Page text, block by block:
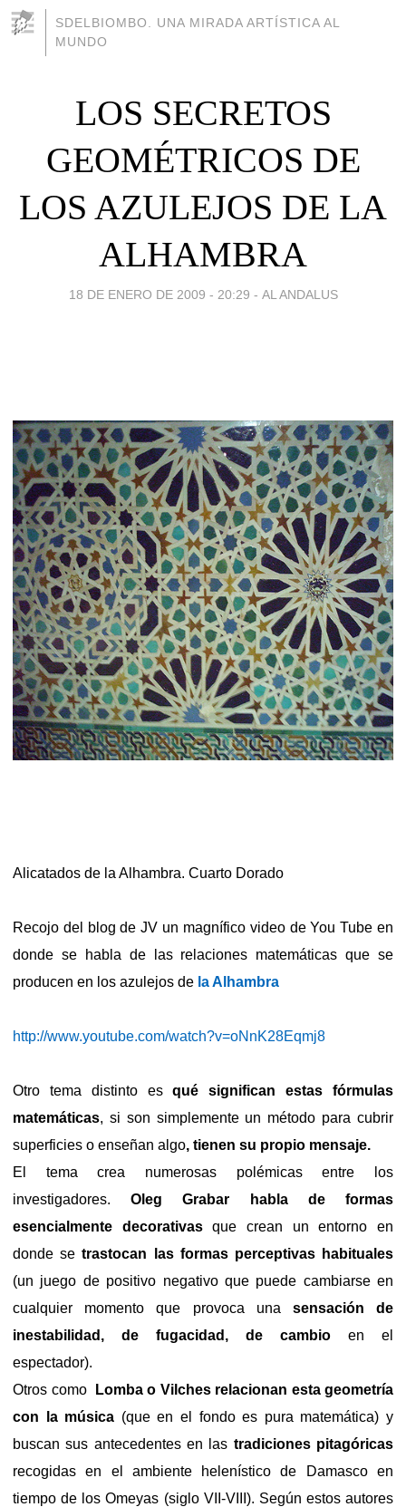
SDELBIOMBO. UNA MIRADA ARTÍSTICA AL
MUNDO
LOS SECRETOS
GEOMÉTRICOS DE
LOS AZULEJOS DE LA
ALHAMBRA
18 DE ENERO DE 2009 - 20:29 - AL ANDALUS
Alicatados de la Alhambra. Cuarto Dorado
Recojo del blog de JV un magnífico video de You Tube en
donde se habla de las relaciones matemáticas que se
producen en los azulejos de la Alhambra
http://www.youtube.com/watch?v=oNnK28Eqmj8
Otro tema distinto esqué significan estas fórmulas
matemáticas, si son simplemente un método para cubrir
superficies o enseñan algo, tienen su propio mensaje.
El tema crea numerosas polémicas entre los
investigadores.Oleg Grabar habla de formas
esencialmente decorativasque crean un entorno en
donde setrastocan las formas perceptivas habituales
(un juego de positivo negativo que puede cambiarse en
cualquier momento que provoca una sensación de
inestabilidad, de fugacidad, de cambio en el
espectador).
Otros como
Lomba o Vilches relacionan esta geometría
con la música (que en el fondo es pura matemática) y
buscan sus antecedentes en las tradiciones pitagóricas
recogidas en el ambiente helenístico de Damasco en
tiempo de los Omeyas (siglo VII-VIII). Según estos autores